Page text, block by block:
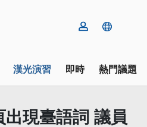
漢光演習 即時 熱門議題
現臺語詞 議員